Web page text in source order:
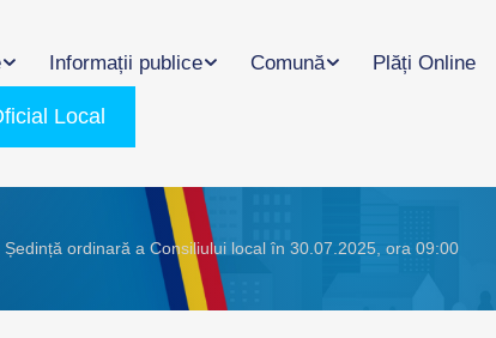
Informații publice Comună Plăți Online
Local
Ședință ordinară a Consiliului local în 30.07.2025, ora 09:00